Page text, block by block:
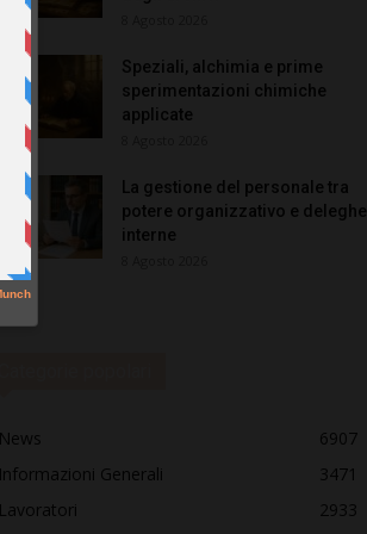
Speziali, alchimia e prime
sperimentazioni chimiche
applicate
La gestione del personale tra
potere organizzativo e deleghe
interne
News
6907
Informazioni Generali
3471
Lavoratori
2933